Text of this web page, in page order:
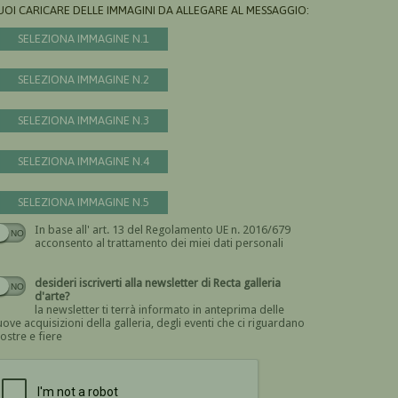
CARICARE DELLE IMMAGINI DA ALLEGARE AL MESSAGGIO:
SELEZIONA IMMAGINE N.1
SELEZIONA IMMAGINE N.2
SELEZIONA IMMAGINE N.3
SELEZIONA IMMAGINE N.4
SELEZIONA IMMAGINE N.5
In base all' art. 13 del Regolamento UE n. 2016/679
acconsento al trattamento dei miei dati personali
Devi dare il consenso
desideri iscriverti alla newsletter di Recta galleria
d'arte?
la newsletter ti terrà informato in anteprima delle
acquisizioni della galleria, degli eventi che ci riguardano
e fiere